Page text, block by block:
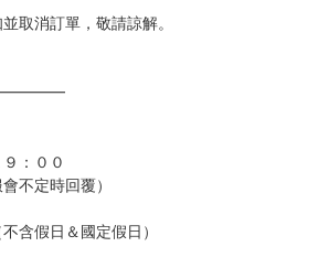
錄影拍照存證，以保障買賣家雙方權益。
後恕無法取消，請慎重下單。
式樣請以實際商品為準，可能有色差。
取消訂單，敬請諒解。